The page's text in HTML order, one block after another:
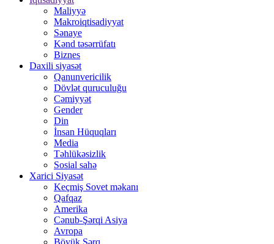
Maliyyə
Makroiqtisadiyyat
Sənaye
Kənd təsərrüfatı
Biznes
Daxili siyasət
Qanunvericilik
Dövlət quruculuğu
Cəmiyyət
Gender
Din
İnsan Hüquqları
Media
Təhlükəsizlik
Sosial sahə
Xarici Siyasət
Keçmiş Sovet məkanı
Qafqaz
Amerika
Cənub-Şərqi Asiya
Avropa
Böyük Şərq